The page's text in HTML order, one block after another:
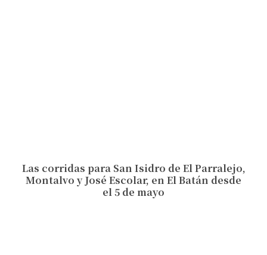
Las corridas para San Isidro de El Parralejo,
Montalvo y José Escolar, en El Batán desde
el 5 de mayo